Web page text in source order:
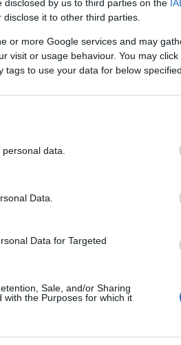
by us to third parties on the
it to other third parties.
or more Google services and may
visit or usage behaviour. You may
to use your data for below
data.
Data.
Data for Targeted
Sale, and/or Sharing
the Purposes for which it
ήταν ο εισαγγελέας.
παρουσιαστεί ενώπιον του
ή δεν του ζήτησαν να
διοίκηση της Αγροτικής